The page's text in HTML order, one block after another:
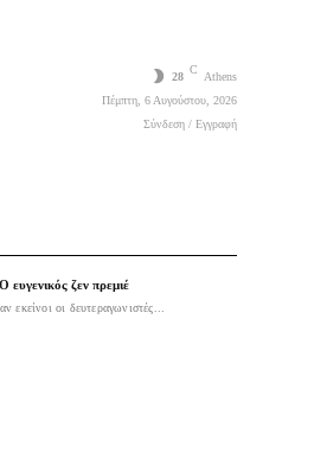
28
C
Athens
Πέμπτη, 6 Αυγούστου, 2026
Σύνδεση / Εγγραφή
ευγενικός ζεν πρεμιέ
εκείνοι οι δευτεραγωνιστές...